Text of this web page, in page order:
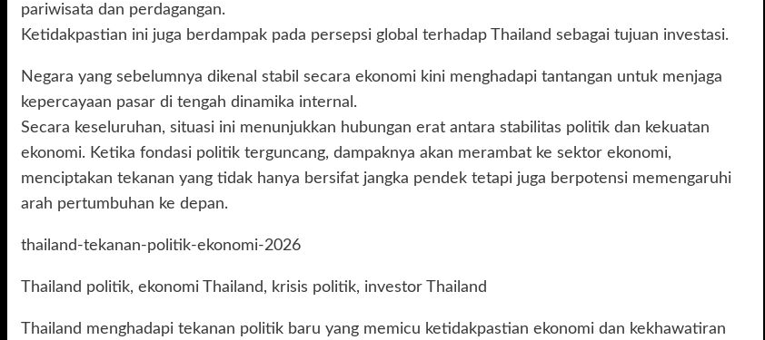
pariwisata dan perdagangan.
Ketidakpastian ini juga berdampak pada persepsi global terhadap Thailand sebagai tujuan investasi.
Negara yang sebelumnya dikenal stabil secara ekonomi kini menghadapi tantangan untuk menjaga
kepercayaan pasar di tengah dinamika internal.
Secara keseluruhan, situasi ini menunjukkan hubungan erat antara stabilitas politik dan kekuatan
ekonomi. Ketika fondasi politik terguncang, dampaknya akan merambat ke sektor ekonomi,
menciptakan tekanan yang tidak hanya bersifat jangka pendek tetapi juga berpotensi memengaruhi
arah pertumbuhan ke depan.
thailand-tekanan-politik-ekonomi-2026
Thailand politik, ekonomi Thailand, krisis politik, investor Thailand
Thailand menghadapi tekanan politik baru yang memicu ketidakpastian ekonomi dan kekhawatiran